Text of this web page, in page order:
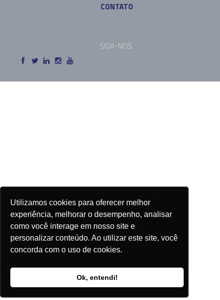
Utilizamos cookies para oferecer melhor
experiência, melhorar o desempenho, analisar
como você interage em nosso site e
personalizar conteúdo. Ao utilizar este site, você
concorda com o uso de cookies.
Ok, entendi!
CONTATO
SIGA-NOS